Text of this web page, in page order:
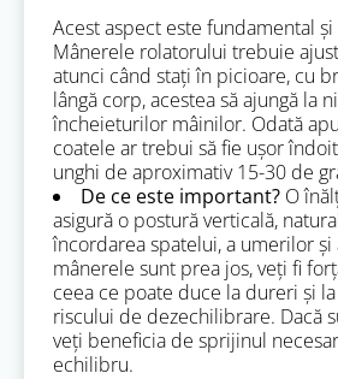
Acest aspect este fundamental
Mânerele rolatorului trebuie
atunci când stați în picioare, cu
lângă corp, acestea să ajungă la
încheieturilor mâinilor. Odată
coatele ar trebui să fie ușor
unghi de aproximativ 15-30 de
De ce este important? O
asigură o postură verticală,
încordarea spatelui, a umerilor și
mânerele sunt prea jos, veți fi
ceea ce poate duce la dureri și
riscului de dezechilibrare. Dacă
veți beneficia de sprijinul
echilibru.